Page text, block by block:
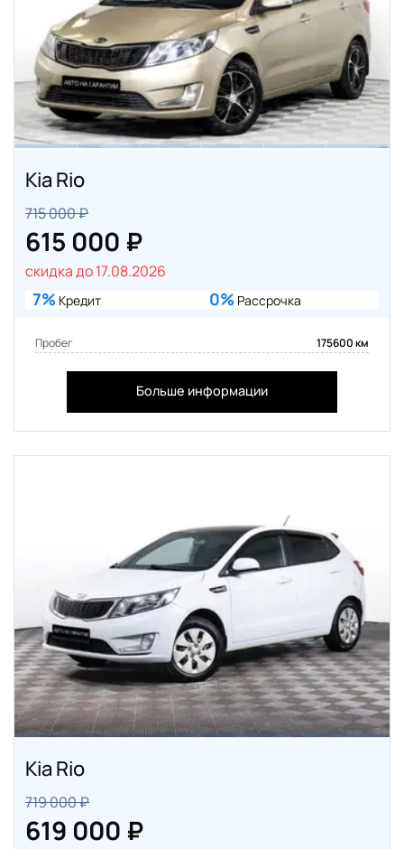
Kia Rio
715 000 ₽
615 000 ₽
скидка до 17.08.2026
7% Кредит 0% Рассрочка
Пробег 175600 км
Больше информации
Kia Rio
719 000 ₽
619 000 ₽